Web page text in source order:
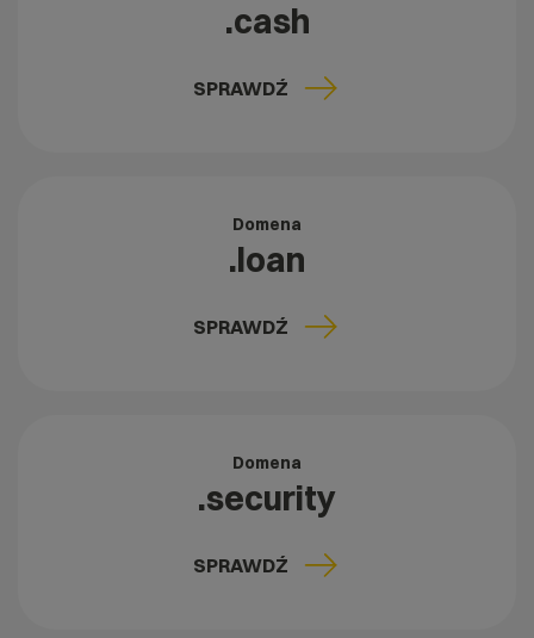
.cash
SPRAWDŹ
Domena
.loan
SPRAWDŹ
Domena
.security
SPRAWDŹ